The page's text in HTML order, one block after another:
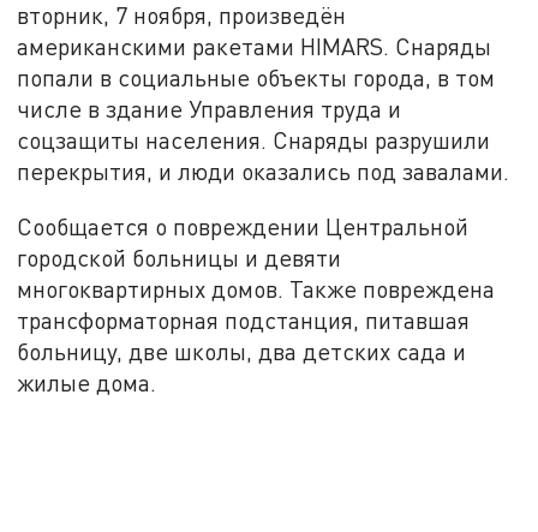
вторник, 7 ноября, произведён
американскими ракетами HIMARS. Снаряды
попали в социальные объекты города, в том
числе в здание Управления труда и
соцзащиты населения. Снаряды разрушили
перекрытия, и люди оказались под завалами.
Сообщается о повреждении Центральной
городской больницы и девяти
многоквартирных домов. Также повреждена
трансформаторная подстанция, питавшая
больницу, две школы, два детских сада и
жилые дома.